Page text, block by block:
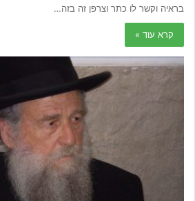
בראיה וקשר לו כתר וצרפן זה בזה…
קרא עוד »